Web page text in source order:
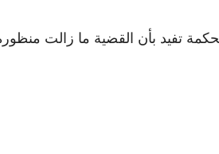
تفيد بأن القضية ما زالت